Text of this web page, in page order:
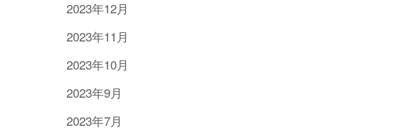
2023年12月
2023年11月
2023年10月
2023年9月
2023年7月